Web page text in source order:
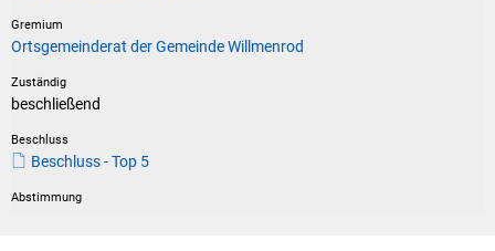
Ortsgemeinderat der Gemeinde Willmenrod
beschließend
Beschluss - Top 5